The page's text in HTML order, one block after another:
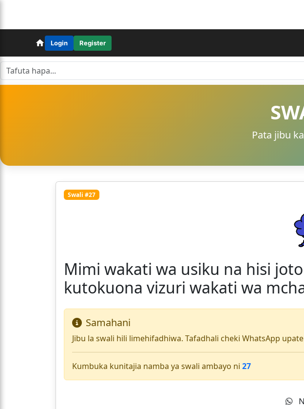
Login Register
Pata jibu
Swali #27
Mimi wakati wa usiku na hisi
kutokuona vizuri wakati wa
Samahani
Jibu la swali hili limehifadhiwa. Tafadhali cheki WhatsApp
Kumbuka kunitajia namba ya swali ambayo ni 27